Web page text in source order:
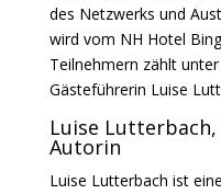
des Netzwerks und
wird vom NH Hotel
Teilnehmern zählt
Gästeführerin Luise
Luise
Autorin
Luise Lutterbach ist